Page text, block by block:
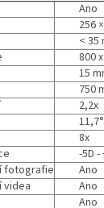
Ano
256
< 35
800
15
750
2,2x
8x
-5D -
fotografie
Ano
videa
Ano
Ano